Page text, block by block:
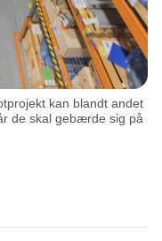
kan blandt andet
de skal gebærde sig på